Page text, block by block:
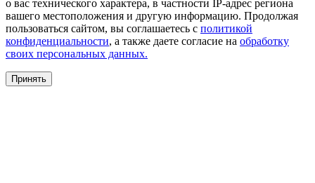
о вас технического характера, в частности IP-адрес региона
вашего местоположения и другую информацию. Продолжая
пользоваться сайтом, вы соглашаетесь с политикой
конфиденциальности, а также даете согласие на обработку
своих персональных данных.
Принять